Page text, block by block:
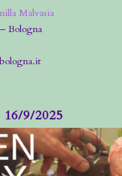
Malvasia
Bologna
9/2025